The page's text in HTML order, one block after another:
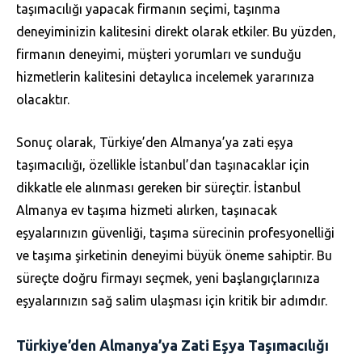
taşımacılığı yapacak firmanın seçimi, taşınma
deneyiminizin kalitesini direkt olarak etkiler. Bu yüzden,
firmanın deneyimi, müşteri yorumları ve sunduğu
hizmetlerin kalitesini detaylıca incelemek yararınıza
olacaktır.
Sonuç olarak, Türkiye’den Almanya’ya zati eşya
taşımacılığı, özellikle İstanbul’dan taşınacaklar için
dikkatle ele alınması gereken bir süreçtir. İstanbul
Almanya ev taşıma hizmeti alırken, taşınacak
eşyalarınızın güvenliği, taşıma sürecinin profesyonelliği
ve taşıma şirketinin deneyimi büyük öneme sahiptir. Bu
süreçte doğru firmayı seçmek, yeni başlangıçlarınıza
eşyalarınızın sağ salim ulaşması için kritik bir adımdır.
Türkiye’den Almanya’ya Zati Eşya Taşımacılığı